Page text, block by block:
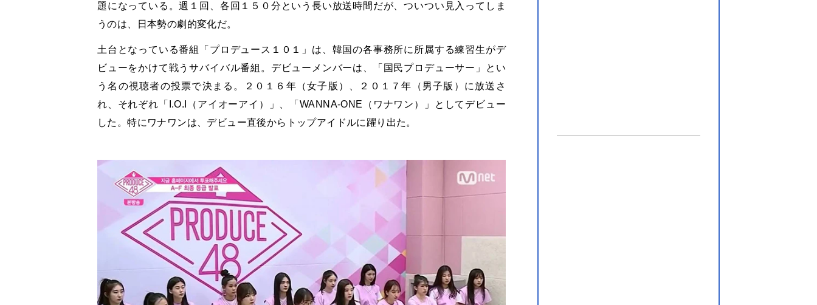
題になっている。週１回、各回１５０分という長い放送時間だが、ついつい見入ってしま
うのは、日本勢の劇的変化だ。
土台となっている番組「プロデュース１０１」は、韓国の各事務所に所属する練習生がデ
ビューをかけて戦うサバイバル番組。デビューメンバーは、「国民プロデューサー」とい
う名の視聴者の投票で決まる。２０１６年（女子版）、２０１７年（男子版）に放送さ
れ、それぞれ「I.O.I（アイオーアイ）」、「WANNA-ONE（ワナワン）」としてデビュー
した。特にワナワンは、デビュー直後からトップアイドルに躍り出た。